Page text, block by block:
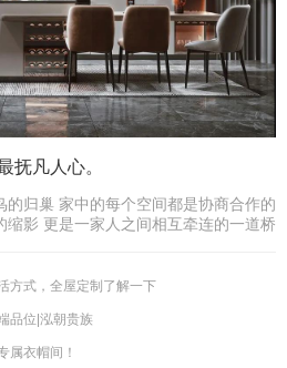
抚凡人心。
归巢 家中的每个空间都是协商合作的
影 更是一家人之间相互牵连的一道桥
方式，全屋定制了解一下
品位|泓朝贵族
属衣帽间！